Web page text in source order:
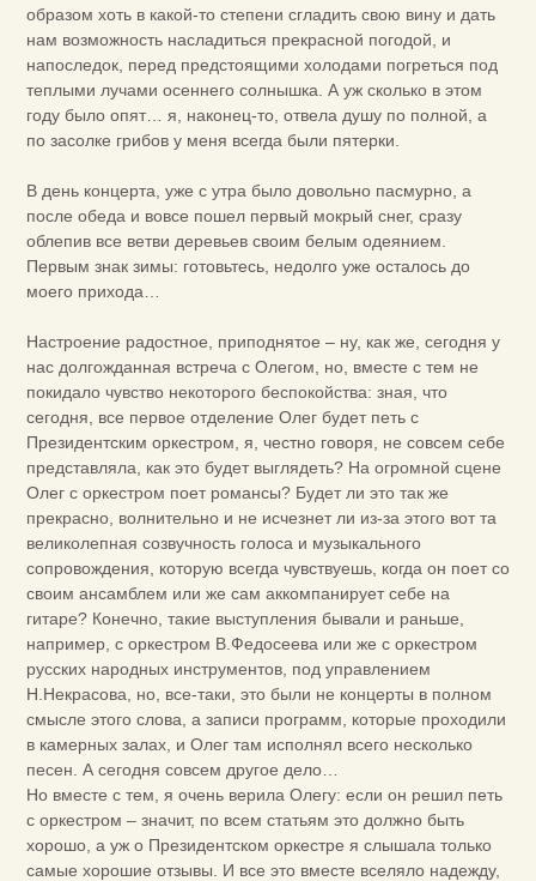
образом хоть в какой-то степени сгладить свою вину и дать
нам возможность насладиться прекрасной погодой, и
напоследок, перед предстоящими холодами погреться под
теплыми лучами осеннего солнышка. А уж сколько в этом
году было опят… я, наконец-то, отвела душу по полной, а
по засолке грибов у меня всегда были пятерки.
В день концерта, уже с утра было довольно пасмурно, а
после обеда и вовсе пошел первый мокрый снег, сразу
облепив все ветви деревьев своим белым одеянием.
Первым знак зимы: готовьтесь, недолго уже осталось до
моего прихода…
Настроение радостное, приподнятое – ну, как же, сегодня у
нас долгожданная встреча с Олегом, но, вместе с тем не
покидало чувство некоторого беспокойства: зная, что
сегодня, все первое отделение Олег будет петь с
Президентским оркестром, я, честно говоря, не совсем себе
представляла, как это будет выглядеть? На огромной сцене
Олег с оркестром поет романсы? Будет ли это так же
прекрасно, волнительно и не исчезнет ли из-за этого вот та
великолепная созвучность голоса и музыкального
сопровождения, которую всегда чувствуешь, когда он поет со
своим ансамблем или же сам аккомпанирует себе на
гитаре? Конечно, такие выступления бывали и раньше,
например, с оркестром В.Федосеева или же с оркестром
русских народных инструментов, под управлением
Н.Некрасова, но, все-таки, это были не концерты в полном
смысле этого слова, а записи программ, которые проходили
в камерных залах, и Олег там исполнял всего несколько
песен. А сегодня совсем другое дело…
Но вместе с тем, я очень верила Олегу: если он решил петь
с оркестром – значит, по всем статьям это должно быть
хорошо, а уж о Президентском оркестре я слышала только
самые хорошие отзывы. И все это вместе вселяло надежду,